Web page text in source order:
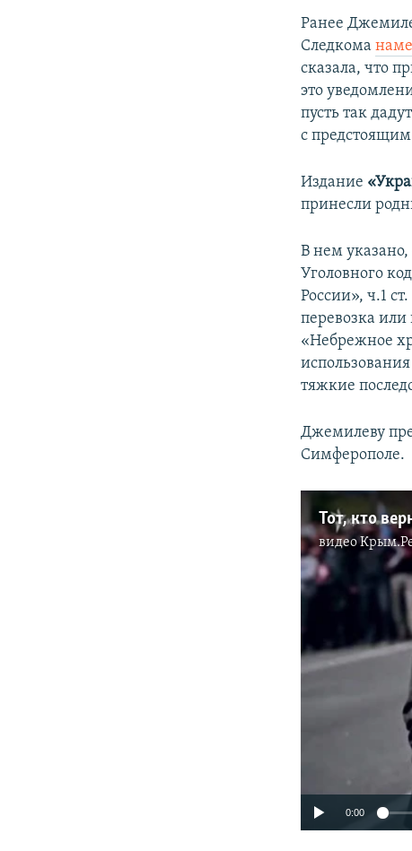
Ранее
Следкома
сказала, что
это
пусть так
с
Издание
принесли
В нем указано,
Уголовного
России», ч.1
перевозка
«Небрежное
тяжкие
Джемилеву
Симферополе.​
Тот, кто
видео
0:00